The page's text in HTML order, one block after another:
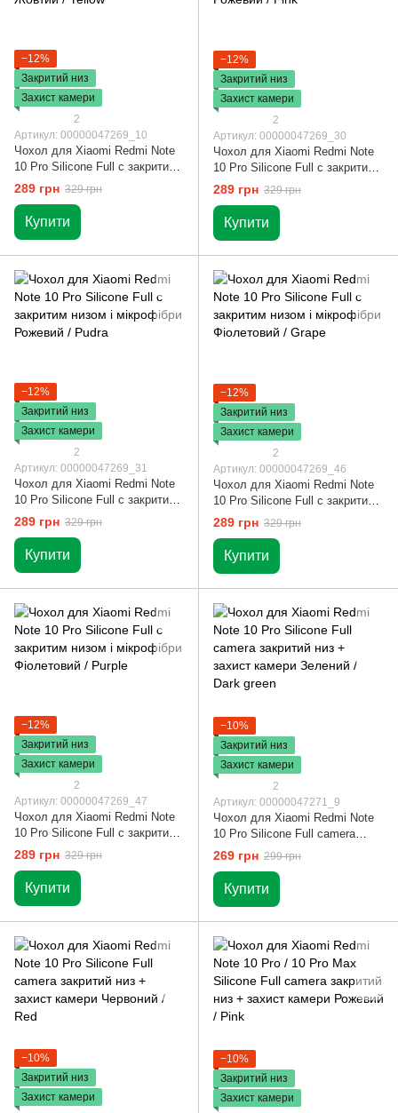
−12%
Закритий низ
Захист камери
2
Артикул: 00000047269_10
Чохол для Xiaomi Redmi Note
10 Pro Silicone Full c закритим
низом і мікрофібри Жовтий /
Yellow
289 грн 329 грн
Купити
−12%
Закритий низ
Захист камери
2
Артикул: 00000047269_30
Чохол для Xiaomi Redmi Note
10 Pro Silicone Full c закритим
низом і мікрофібри Рожевий /
289 грн 329 грн
Купити
−12%
Закритий низ
Захист камери
2
Артикул: 00000047269_31
Чохол для Xiaomi Redmi Note
10 Pro Silicone Full c закритим
низом і мікрофібри Рожевий /
289 грн 329 грн
Купити
−12%
Закритий низ
Захист камери
2
Артикул: 00000047269_46
Чохол для Xiaomi Redmi Note
10 Pro Silicone Full c закритим
низом і мікрофібри Фіолетовий
/ Grape
289 грн 329 грн
Купити
−12%
Закритий низ
Захист камери
2
Артикул: 00000047269_47
Чохол для Xiaomi Redmi Note
10 Pro Silicone Full c закритим
низом і мікрофібри Фіолетовий
/ Purple
289 грн 329 грн
Купити
−10%
Закритий низ
Захист камери
2
Артикул: 00000047271_9
Чохол для Xiaomi Redmi Note
10 Pro Silicone Full camera
закритий низ + захист камери
Зелений / Dark green
269 грн 299 грн
Купити
−10%
Закритий низ
Захист камери
−10%
Закритий низ
Захист камери